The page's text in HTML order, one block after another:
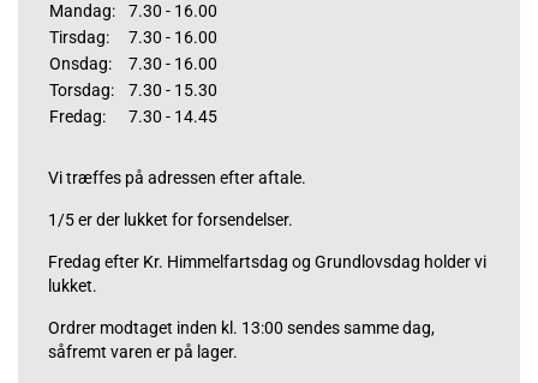
Mandag:
7.30 - 16.00
Tirsdag:
7.30 - 16.00
Onsdag:
7.30 - 16.00
Torsdag:
7.30 - 15.30
Fredag:
7.30 - 14.45
Vi træffes på adressen efter aftale.
1/5 er der lukket for forsendelser.
Fredag efter Kr. Himmelfartsdag og Grundlovsdag holder vi
lukket.
Ordrer modtaget inden kl. 13:00 sendes samme dag,
såfremt varen er på lager.